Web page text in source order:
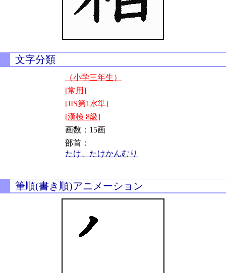
文字分類
（小学三年生）
[常用]
[JIS第1水準]
[漢検 8級]
画数：15画
部首：
たけ、たけかんむり
筆順(書き順)アニメーション